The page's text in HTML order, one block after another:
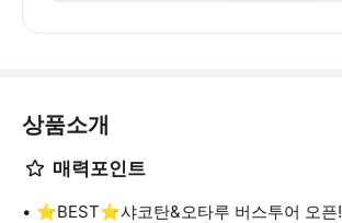
상품소개
매력포인트
⭐️BEST⭐️샤코탄&오타루 버스투어 오픈!